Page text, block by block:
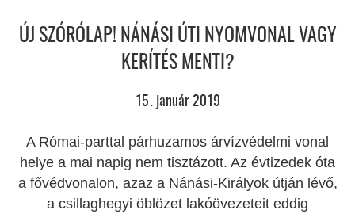
ÚJ SZÓRÓLAP! NÁNÁSI ÚTI NYOMVONAL VAGY
KERÍTÉS MENTI?
15 . január 2019
A Római-parttal párhuzamos árvízvédelmi vonal
helye a mai napig nem tisztázott. Az évtizedek óta
a fővédvonalon, azaz a Nánási-Királyok útján lévő,
a csillaghegyi öblözet lakóövezeteit eddig